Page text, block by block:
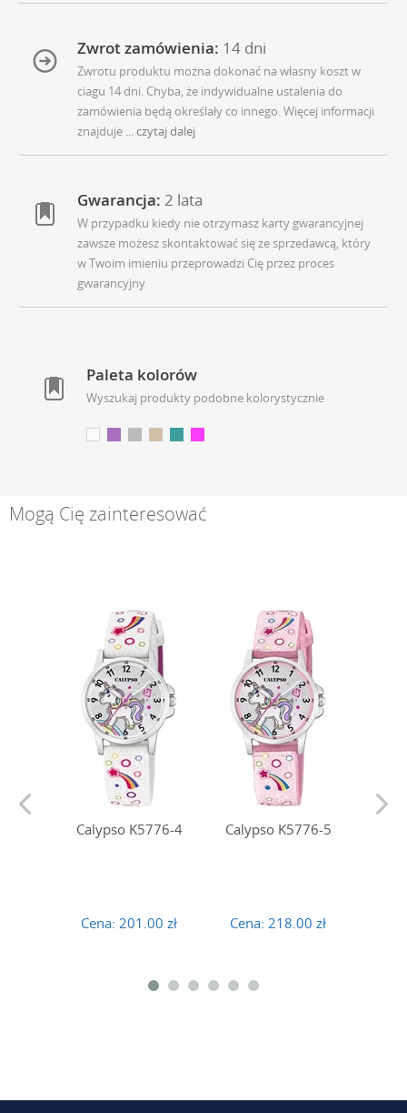
Zwrot zamówienia: 14 dni
Zwrotu produktu można dokonać na własny koszt w
ciagu 14 dni. Chyba, że indywidualne ustalenia do
zamówienia będą określały co innego. Więcej informacji
znajduje ... czytaj dalej
Gwarancja: 2 lata
W przypadku kiedy nie otrzymasz karty gwarancyjnej
zawsze możesz skontaktować się ze sprzedawcą, który
w Twoim imieniu przeprowadzi Cię przez proces
gwarancyjny
Paleta kolorów
Wyszukaj produkty podobne kolorystycznie
Mogą Cię zainteresować
Calypso K5776-4
Cena: 201.00 zł
Calypso K5776-5
Cena: 218.00 zł